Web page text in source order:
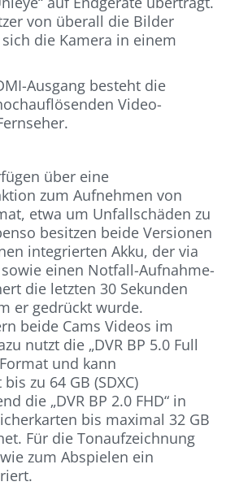
von überall die Bilder
die Kamera in einem
Ausgang besteht die
Video-
über eine
zum Aufnehmen von
etwa um Unfallschäden zu
besitzen beide Versionen
integrierten Akku, der via
einen Notfall-Aufnahme-
die letzten 30 Sekunden
er gedrückt wurde.
beide Cams Videos im
nutzt die „DVR BP 5.0 Full
und kann
zu 64 GB (SDXC)
die „DVR BP 2.0 FHD“ in
bis maximal 32 GB
Für die Tonaufzeichnung
zum Abspielen ein